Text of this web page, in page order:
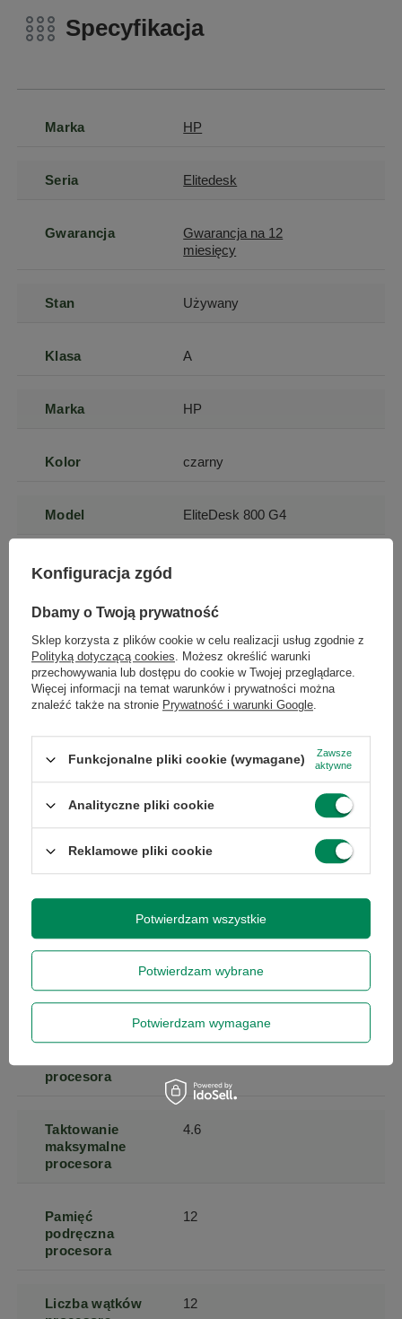
Specyfikacja
Marka HP
Seria Elitedesk
Gwarancja
Gwarancja na 12
miesięcy
Stan Używany
Klasa A
Marka HP
Kolor czarny
Model EliteDesk 800 G4
Typ komputera
Monitor brak
Typ napędu brak
System
Windows 11
Model
Intel core i7-8700
Seria procesora Intel Core i7
Procesora
8
Taktowanie
procesora
3.2
Taktowanie
maksymalne
procesora
4.6
Pamięć
podręczna
procesora
12
Liczba wątków
12
Konfiguracja zgód
Dbamy o Twoją prywatność
Sklep korzysta z plików cookie w celu realizacji usług zgodnie z
Polityką dotyczącą cookies. Możesz określić warunki
przechowywania lub dostępu do cookie w Twojej przeglądarce.
Więcej informacji na temat warunków i prywatności można
znaleźć także na stronie Prywatność i warunki Google.
Funkcjonalne pliki cookie (wymagane)
Zawsze
aktywne
Analityczne pliki cookie
Reklamowe pliki cookie
Potwierdzam wybrane
Potwierdzam wymagane
Potwierdzam wszystkie